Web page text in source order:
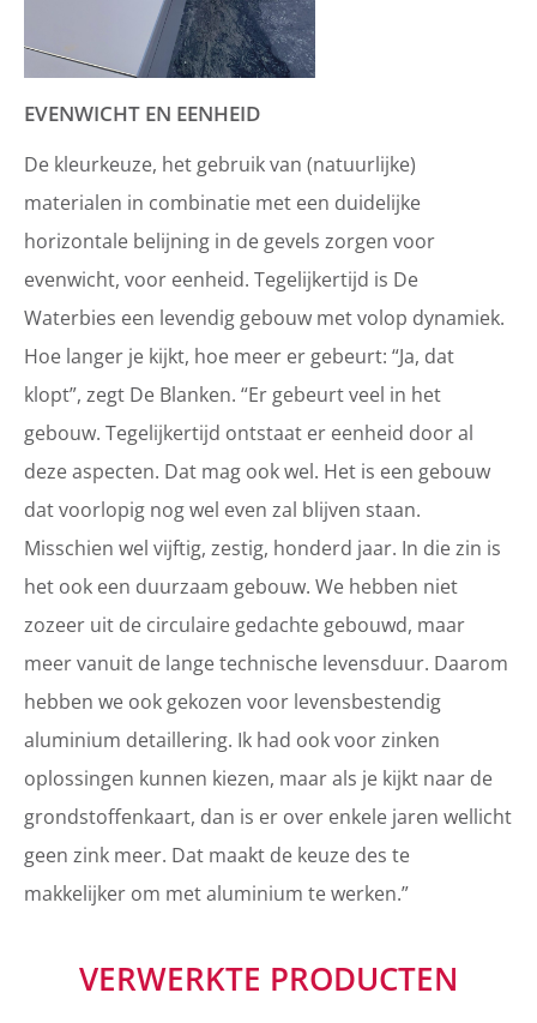
EVENWICHT EN EENHEID
De kleurkeuze, het gebruik van (natuurlijke)
materialen in combinatie met een duidelijke
horizontale belijning in de gevels zorgen voor
evenwicht, voor eenheid. Tegelijkertijd is De
Waterbies een levendig gebouw met volop dynamiek.
Hoe langer je kijkt, hoe meer er gebeurt: “Ja, dat
klopt”, zegt De Blanken. “Er gebeurt veel in het
gebouw. Tegelijkertijd ontstaat er eenheid door al
deze aspecten. Dat mag ook wel. Het is een gebouw
dat voorlopig nog wel even zal blijven staan.
Misschien wel vijftig, zestig, honderd jaar. In die zin is
het ook een duurzaam gebouw. We hebben niet
zozeer uit de circulaire gedachte gebouwd, maar
meer vanuit de lange technische levensduur. Daarom
hebben we ook gekozen voor levensbestendig
aluminium detaillering. Ik had ook voor zinken
oplossingen kunnen kiezen, maar als je kijkt naar de
grondstoffenkaart, dan is er over enkele jaren wellicht
geen zink meer. Dat maakt de keuze des te
makkelijker om met aluminium te werken.”
VERWERKTE PRODUCTEN